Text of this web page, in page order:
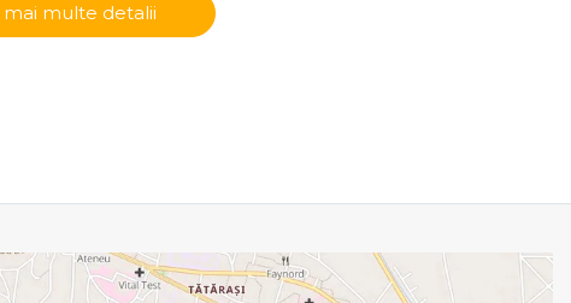
mai multe detalii